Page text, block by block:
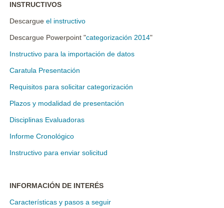
INSTRUCTIVOS
Descargueel instructivo
Descargue Powerpoint "categorización 2014"
Instructivo para la importación de datos
Caratula Presentación
Requisitos para solicitar categorización
Plazos y modalidad de presentación
Disciplinas Evaluadoras
Informe Cronológico
Instructivo para enviar solicitud
INFORMACIÓN DE INTERÉS
Características y pasos a seguir